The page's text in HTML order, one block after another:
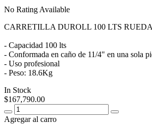
No Rating Available
CARRETILLA DUROLL 100 LTS
- Capacidad 100 lts
- Conformada en caño de 11/4" en una sola
- Uso profesional
- Peso: 18.6Kg
In Stock
$167,790.00
Agregar al carro